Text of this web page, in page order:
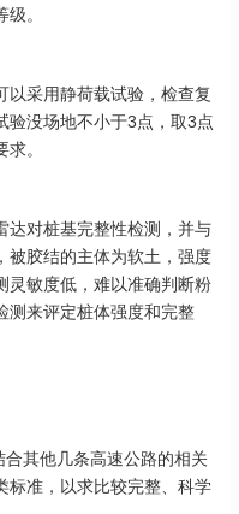
。
以采用静荷载试验，检查复
验没场地不小于3点，取3点
。
达对桩基完整性检测，并与
被胶结的主体为软土，强度
灵敏度低，难以准确判断粉
测来评定桩体强度和完整
其他几条高速公路的相关
标准，以求比较完整、科学